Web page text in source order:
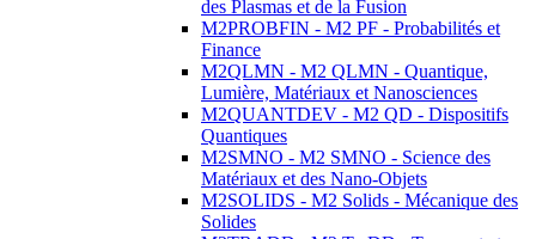
des Plasmas et de la Fusion
M2PROBFIN - M2 PF - Probabilités et
Finance
M2QLMN - M2 QLMN - Quantique,
Lumière, Matériaux et Nanosciences
M2QUANTDEV - M2 QD - Dispositifs
Quantiques
M2SMNO - M2 SMNO - Science des
Matériaux et des Nano-Objets
M2SOLIDS - M2 Solids - Mécanique des
Solides